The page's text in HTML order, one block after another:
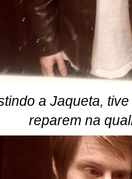
a Jaqueta,
reparem na